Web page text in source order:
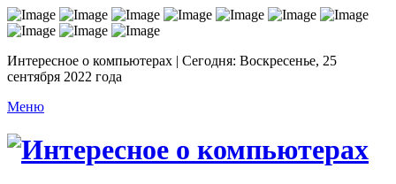
Интересное о компьютерах | Сегодня: Воскресенье, 25
сентября 2022 года
Меню